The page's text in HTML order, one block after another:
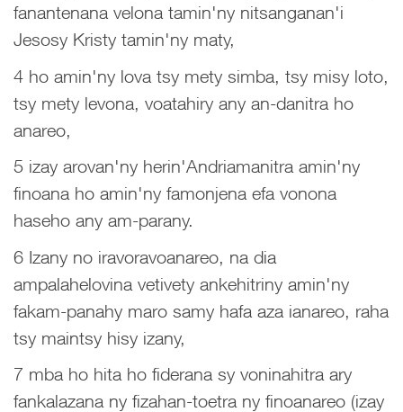
fanantenana velona tamin'ny nitsanganan'i
Jesosy Kristy tamin'ny maty,
4 ho amin'ny lova tsy mety simba, tsy misy loto,
tsy mety levona, voatahiry any an-danitra ho
anareo,
5 izay arovan'ny herin'Andriamanitra amin'ny
finoana ho amin'ny famonjena efa vonona
haseho any am-parany.
6 Izany no iravoravoanareo, na dia
ampalahelovina vetivety ankehitriny amin'ny
fakam-panahy maro samy hafa aza ianareo, raha
tsy maintsy hisy izany,
7 mba ho hita ho fiderana sy voninahitra ary
fankalazana ny fizahan-toetra ny finoanareo (izay